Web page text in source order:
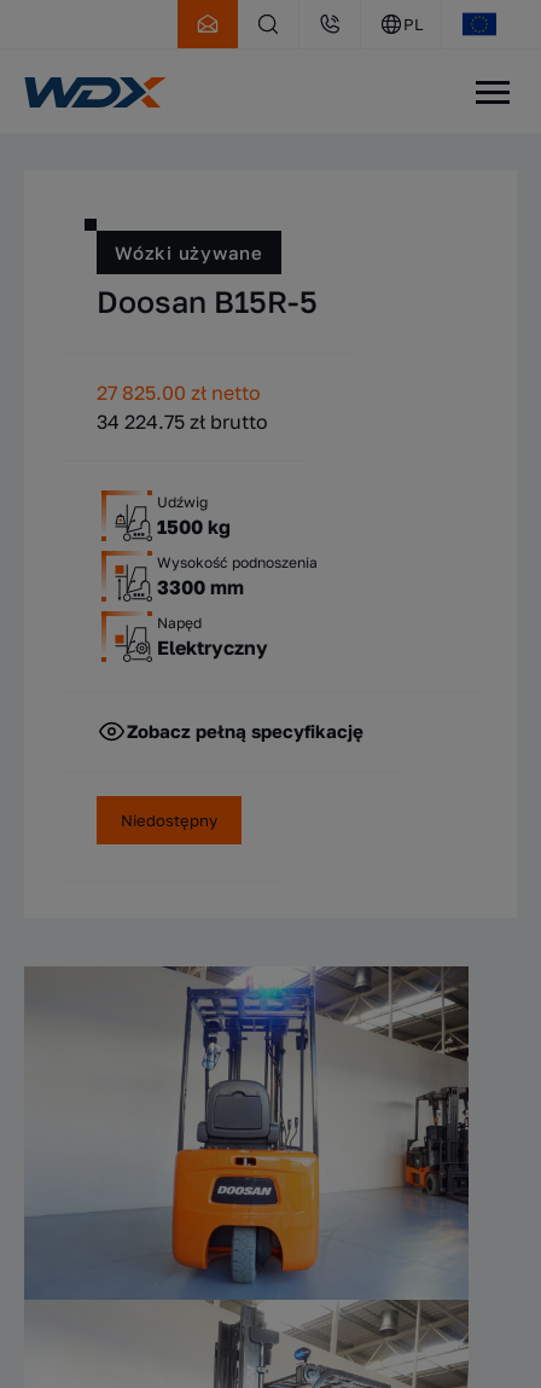
PL
Wózki używane
Wózki używane
Doosan B15R-5
27 825.00 zł netto
34 224.75 zł brutto
Udźwig
1500 kg
Wysokość podnoszenia
3300 mm
Napęd
Elektryczny
Zobacz pełną specyfikację
Niedostępny